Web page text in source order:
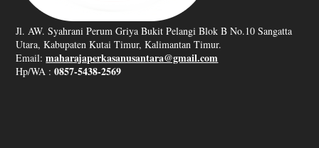
Jl. AW. Syahrani Perum Griya Bukit Pelangi Blok B No.10 Sangatta
Utara, Kabupaten Kutai Timur, Kalimantan Timur.
Email:maharajaperkasanusantara@gmail.com
Hp/WA :0857-5438-2569